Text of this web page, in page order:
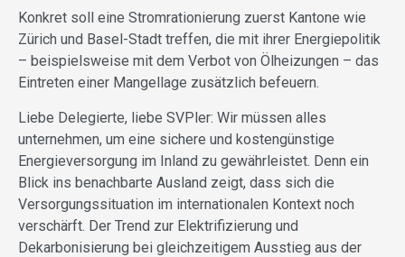
Konkret soll eine Stromrationierung zuerst Kantone wie
Zürich und Basel-Stadt treffen, die mit ihrer Energiepolitik
– beispielsweise mit dem Verbot von Ölheizungen – das
Eintreten einer Mangellage zusätzlich befeuern.
Liebe Delegierte, liebe SVPler: Wir müssen alles
unternehmen, um eine sichere und kostengünstige
Energieversorgung im Inland zu gewährleistet. Denn ein
Blick ins benachbarte Ausland zeigt, dass sich die
Versorgungssituation im internationalen Kontext noch
verschärft. Der Trend zur Elektrifizierung und
Dekarbonisierung bei gleichzeitigem Ausstieg aus der